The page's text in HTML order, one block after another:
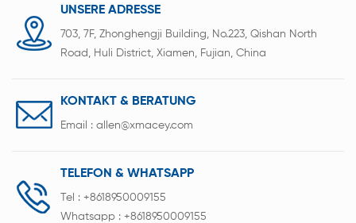
UNSERE ADRESSE
703, 7F, Zhonghengji Building, No.223, Qishan North
Road, Huli District, Xiamen, Fujian, China
KONTAKT & BERATUNG
Email : allen@xmacey.com
TELEFON & WHATSAPP
Tel : +8618950009155
Whatsapp : +8618950009155